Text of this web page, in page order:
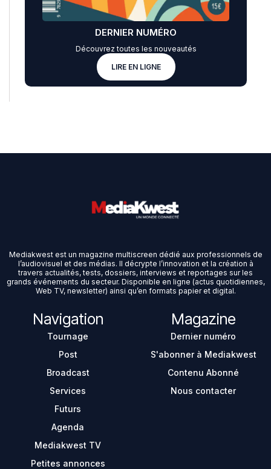
DERNIER NUMÉRO
Découvrez toutes les nouveautés
LIRE EN LIGNE
Mediakwest est un magazine multiscreen dédié aux professionnels de
l’audiovisuel et des médias. Il décrypte l’innovation et la création à
travers actualités, tests, dossiers, interviews et reportages sur les
grands événements du secteur. Disponible en ligne (actus quotidiennes,
Web TV, newsletter) ainsi qu’en formats papier et digital.
Navigation
Tournage
Post
Broadcast
Services
Futurs
Agenda
Mediakwest TV
Petites annonces
Magazine
Dernier numéro
S'abonner à Mediakwest
Contenu Abonné
Nous contacter